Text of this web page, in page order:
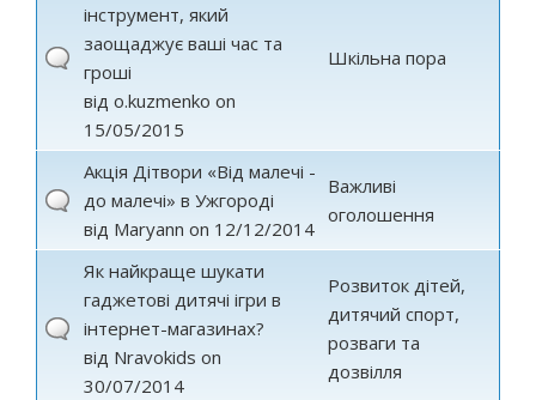
інструмент, який
заощаджує ваші час та
гроші
від o.kuzmenko on
15/05/2015
Шкільна пора
Акція Дітвори «Від малечі -
до малечі» в Ужгороді
від Maryann on 12/12/2014
Важливі
оголошення
Як найкраще шукати
гаджетові дитячі ігри в
інтернет-магазинах?
від Nravokids on
30/07/2014
Розвиток дітей,
дитячий спорт,
розваги та
дозвілля